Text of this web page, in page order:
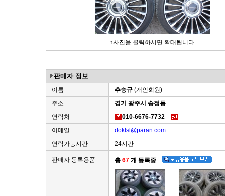
↑사진을 클릭하시면 확대됩니다.
판매자 정보
이름 추승규 (개인회원)
주소
경기 광주시 송정동
연락처
010-6676-7732
이메일
doklsl@paran.com
연락가능시간
24시간
판매자 등록용품 총67 개 등록중